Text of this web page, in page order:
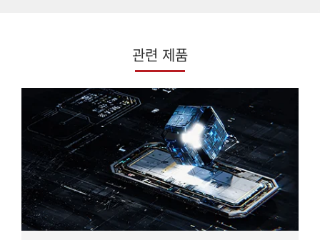
관련 제품